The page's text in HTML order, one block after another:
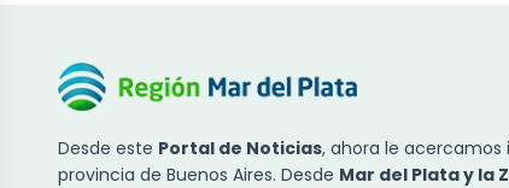
Desde este Portal de Noticias, ahora le
provincia de Buenos Aires. Desde Mar del Plata y la